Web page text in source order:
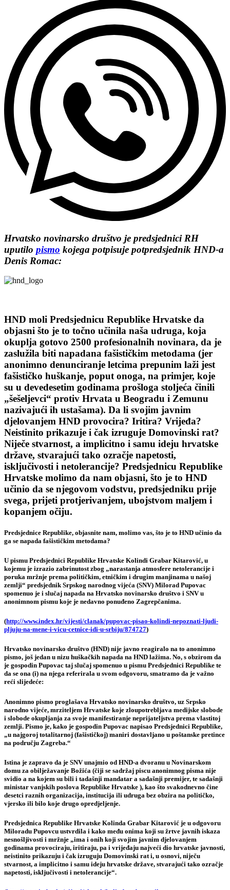
Hrvatsko novinarsko društvo je predsjednici RH
uputilo pismo kojega potpisuje potpredsjednik HND-a
Denis Romac:
HND moli Predsjednicu Republike Hrvatske da
objasni što je to točno učinila naša udruga, koja
okuplja gotovo 2500 profesionalnih novinara, da je
zaslužila biti napadana fašističkim metodama (jer
anonimno denunciranje letcima prepunim laži jest
fašističko huškanje, poput onoga, na primjer, koje
su u devedesetim godinama prošloga stoljeća činili
„šešeljevci“ protiv Hrvata u Beogradu i Zemunu
nazivajući ih ustašama). Da li svojim javnim
djelovanjem HND provocira? Iritira? Vrijeđa?
Neistinito prikazuje i čak izruguje Domovinski rat?
Niječe stvarnost, a implicitno i samu ideju hrvatske
države, stvarajući tako ozračje napetosti,
isključivosti i netolerancije? Predsjednicu Republike
Hrvatske molimo da nam objasni, što je to HND
učinio da se njegovom vodstvu, predsjedniku prije
svega, prijeti protjerivanjem, ubojstvom maljem i
kopanjem očiju.
Predsjednice Republike, objasnite nam, molimo vas, što je to HND učinio da
ga se napada fašističkim metodama?
U pismu Predsjednici Republike Hrvatske Kolindi Grabar Kitarović, u
kojemu je izrazio zabrinutost zbog „narastanja atmosfere netolerancije i
poruka mržnje prema političkim, etničkim i drugim manjinama u našoj
zemlji“ predsjednik Srpskog narodnog vijeća (SNV) Milorad Pupovac
spomenuo je i slučaj napada na Hrvatsko novinarsko društvo i SNV u
anonimnom pismu koje je nedavno ponuđeno Zagrepčanima.
(http://www.index.hr/vijesti/clanak/pupovac-pisao-kolindi-nepoznati-ljudi-
pljuju-na-mene-i-vicu-cetnice-idi-u-srbiju/874727)
Hrvatsko novinarsko društvo (HND) nije javno reagiralo na to anonimno
pismo, još jedan u nizu huškačkih napada na HND lažima. No, s obzirom da
je gospodin Pupovac taj slučaj spomenuo u pismu Predsjednici Republike te
da se ona (i) na njega referirala u svom odgovoru, smatramo da je važno
reći slijedeće:
Anonimno pismo proglašava Hrvatsko novinarsko društvo, uz Srpsko
narodno vijeće, mrziteljem Hrvatske koje zloupotrebljava medijske slobode
i slobode okupljanja za svoje manifestiranje neprijateljstva prema vlastitoj
zemlji. Pismo je, kako je gospodin Pupovac napisao Predsjednici Republike,
„u najgoroj totalitarnoj (fašističkoj) maniri dostavljano u poštanske pretince
na području Zagreba.“
Istina je zapravo da je SNV unajmio od HND-a dvoranu u Novinarskom
domu za obilježavanje Božića (čiji se sadržaj piscu anonimnog pisma nije
svidio a na kojem su bili i tadašnji mandatar a sadašnji premijer, te sadašnji
ministar vanjskih poslova Republike Hrvatske ), kao što svakodnevno čine
desetci raznih organizacija, institucija ili udruga bez obzira na političko,
vjersko ili bilo koje drugo opredjeljenje.
Predsjednica Republike Hrvatske Kolinda Grabar Kitarović je u odgovoru
Miloradu Pupovcu ustvrdila i kako među onima koji su žrtve javnih iskaza
nesnošljivosti i mržnje „ima i onih koji svojim javnim djelovanjem
godinama provociraju, iritiraju, pa i vrijeđaju najveći dio hrvatske javnosti,
neistinito prikazuju i čak izruguju Domovinski rat i, u osnovi, niječu
stvarnost, a implicitno i samu ideju hrvatske države, stvarajući tako ozračje
napetosti, isključivosti i netolerancije“.